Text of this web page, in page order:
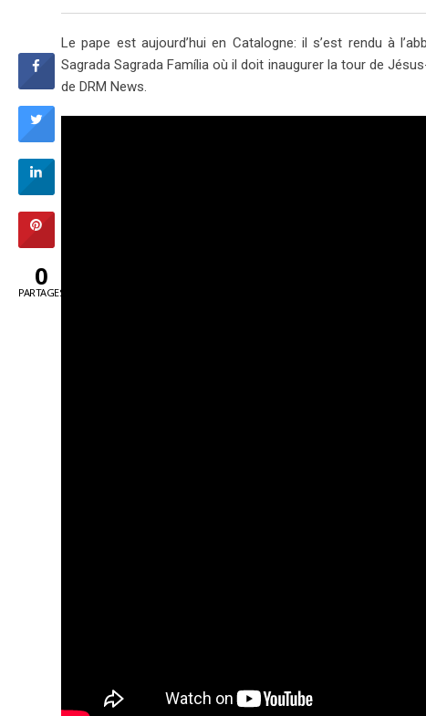
Le pape est aujourd’hui en Catalogne: il s’est rendu à
Sagrada Sagrada Família où il doit inaugurer la tour de
de DRM News.
0
PARTAGES